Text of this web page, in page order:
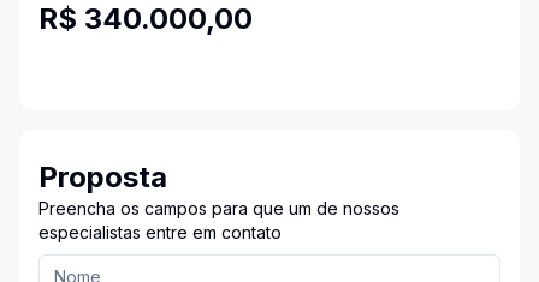
R$ 340.000,00
Proposta
Preencha os campos para que um de nossos
especialistas entre em contato